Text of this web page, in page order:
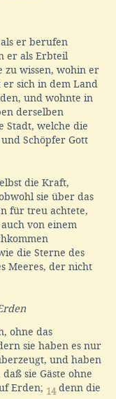
er berufen
er als Erbteil
zu wissen, wohin er
sich in dem Land
und wohnte in
derselben
Stadt, welche die
Schöpfer Gott
die Kraft,
sie über das
für treu achtete,
von einem
die Sterne des
Meeres, der nicht
ohne das
sie haben es nur
und haben
sie Gäste ohne
Erden; 14 denn die